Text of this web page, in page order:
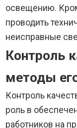
освещению.
проводить
неисправные
Контроль
методы
Контроль
роль в
работников на